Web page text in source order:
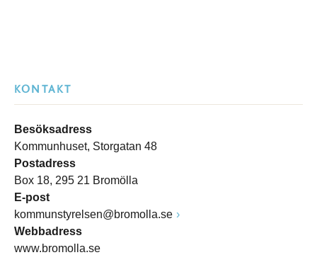
KONTAKT
Besöksadress
Kommunhuset, Storgatan 48
Postadress
Box 18, 295 21 Bromölla
E-post
kommunstyrelsen@bromolla.se
Webbadress
www.bromolla.se